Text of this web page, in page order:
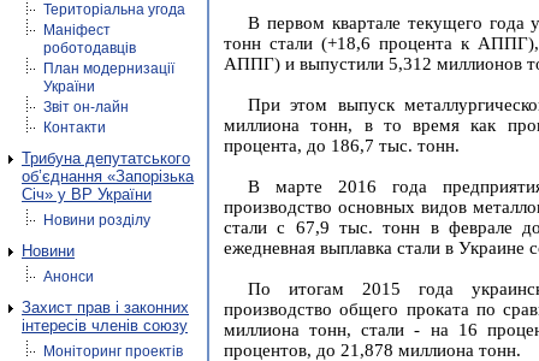
Територіальна угода
Маніфест
роботодавців
План модернизації
України
Звіт он-лайн
Контакти
Трибуна депутатського
об’єднання «Запорізька
Січ» у ВР України
Новини розділу
Новини
Анонси
Захист прав і законних
інтересів членів союзу
Моніторинг проектів
В первом квартале текущего года
тонн стали (+18,6 процента к
АППГ) и выпустили 5,312 миллионов
При этом выпуск
миллиона тонн, в то время как
процента, до 186,7 тыс. тонн.
В марте 2016 года
производство основных видов
стали с 67,9 тыс. тонн в феврале
ежедневная выплавка стали в Украине
По итогам 2015 года
производство общего проката по
миллиона тонн, стали - на 16
процентов, до 21,878 миллиона тонн.